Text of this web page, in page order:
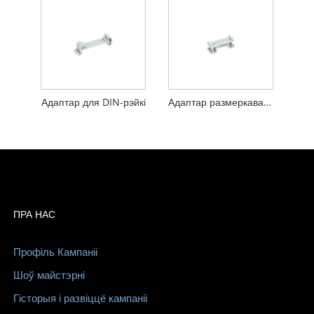
Адаптар для DIN-рэйкі Адаптар размеркавальнага блока для DIN-рэйкі
ПРА НАС
Профіль Кампаніі
Шоў майстэрні
Гісторыя і развіццё кампаніі